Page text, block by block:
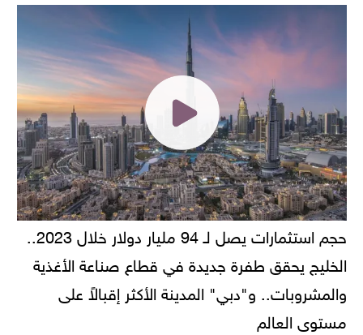
حجم استثمارات يصل لـ 94 مليار دولار خلال 2023..
الخليج يحقق طفرة جديدة في قطاع صناعة الأغذية
والمشروبات.. و"دبي" المدينة الأكثر إقبالاً على
مستوى العالم